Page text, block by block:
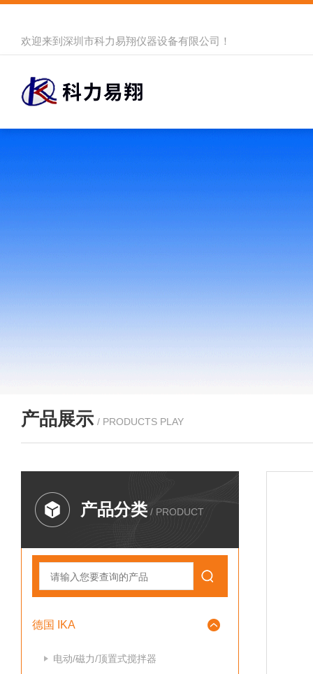
欢迎来到 深圳市科力易翔仪器设备有限公司 ！
产品展示 / PRODUCTS PLAY
产品分类 / PRODUCT
德国 IKA
电动/磁力/顶置式搅拌器